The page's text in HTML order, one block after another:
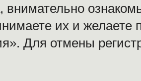
внимательно
их и желаете
Для отмены